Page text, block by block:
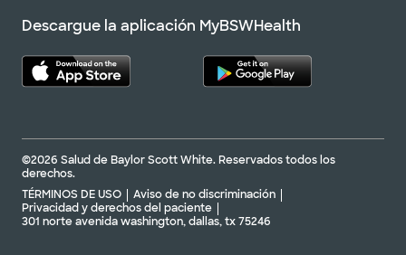
Descargue la aplicación MyBSWHealth
©2026 Salud de Baylor Scott White. Reservados todos los
derechos.
TÉRMINOS DE USO
Aviso de no discriminación
Privacidad y derechos del paciente
301 norte avenida washington, dallas, tx 75246